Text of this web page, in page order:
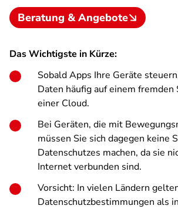
Beratung & Angebote
Das Wichtigste in Kürze:
Sobald Apps Ihre Geräte
Daten häufig auf einem fremden
einer Cloud.
Bei Geräten, die mit
müssen Sie sich dagegen keine
Datenschutzes machen, da sie
Internet verbunden sind.
Vorsicht: In vielen Ländern
Datenschutzbestimmungen als